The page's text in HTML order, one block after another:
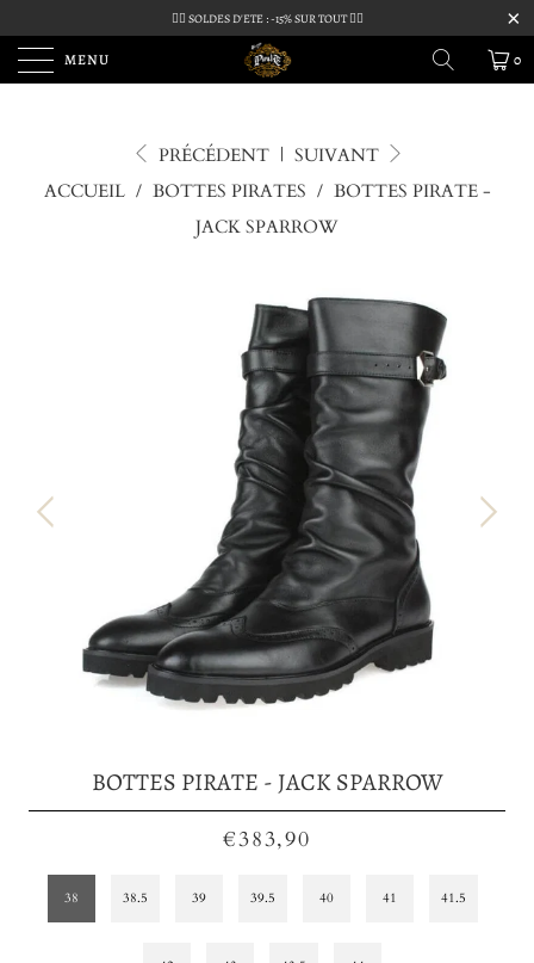
🏴‍☠️ SOLDES D'ETE : -15% SUR TOUT 🏴‍☠️
MENU 0
PRÉCÉDENT | SUIVANT
ACCUEIL / BOTTES PIRATES / BOTTES PIRATE -
JACK SPARROW
BOTTES PIRATE - JACK SPARROW
€383,90
38 38.5 39 39.5 40 41 41.5